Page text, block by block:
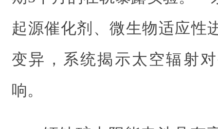
起源催化剂、微生物适应性
变异，系统揭示太空辐射
响。